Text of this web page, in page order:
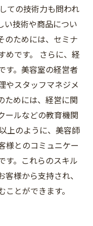
ての技術力も問われ
い技術や商品につい
のためには、セミナ
めです。 さらに、経
す。美容室の経営者
やスタッフマネジメ
ためには、経営に関
ールなどの教育機関
上のように、美容師
様とのコミュニケー
す。これらのスキル
様から支持され、
とができます。